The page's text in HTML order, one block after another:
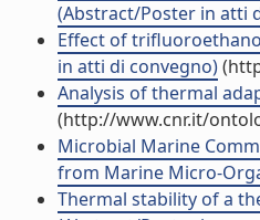
(Abstract/Poster in atti
Effect of
in atti di convegno)
Analysis of thermal
(http://www.cnr.it/
Microbial Marine
from Marine Micro-
Thermal stability of a